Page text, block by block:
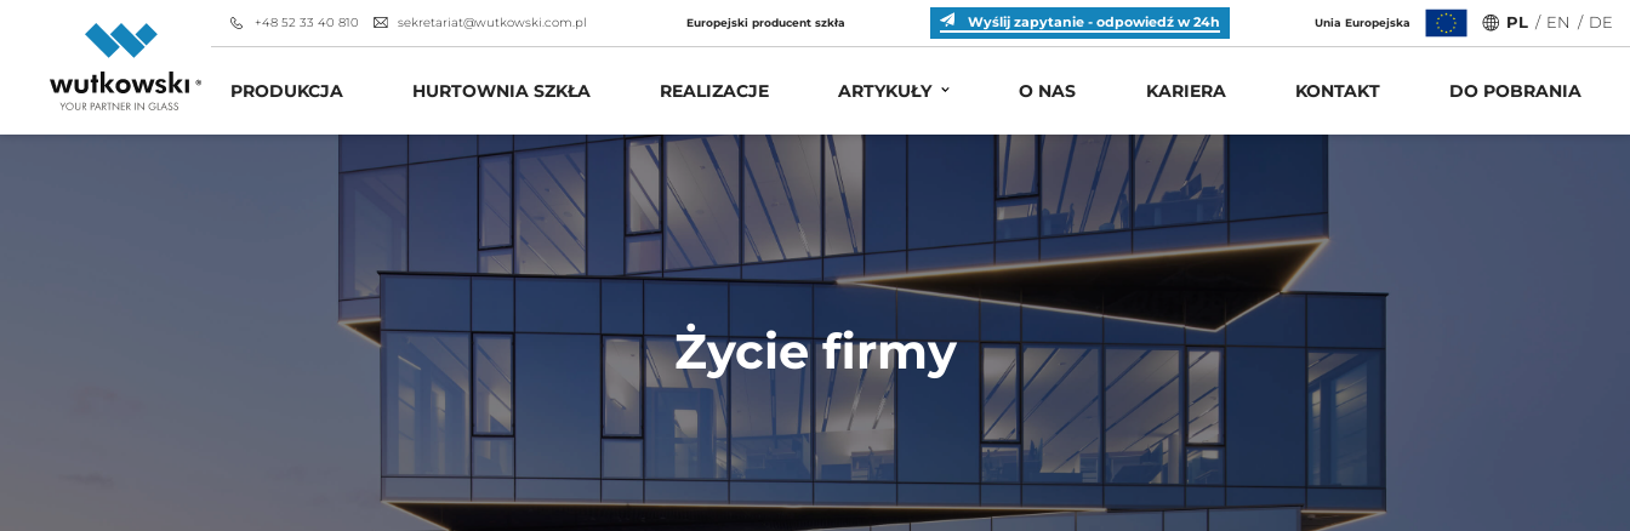
+48 52 33 40 810 sekretariat@wutkowski.com.pl Europejski producent szkła Wyślij zapytanie - odpowiedź w 24h Unia Europejska PL / EN / DE
PRODUKCJA HURTOWNIA SZKŁA REALIZACJE ARTYKUŁY O NAS KARIERA KONTAKT DO POBRANIA
Życie firmy
# Tagi: CHARYTATYWNIE , ŚLIWICE